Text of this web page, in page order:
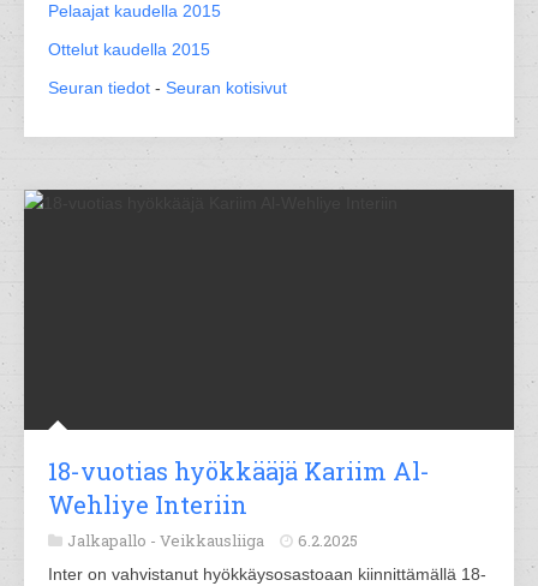
Pelaajat kaudella 2015
Ottelut kaudella 2015
Seuran tiedot - Seuran kotisivut
18-vuotias hyökkääjä Kariim Al-
Wehliye Interiin
Jalkapallo - Veikkausliiga 6.2.2025
Inter on vahvistanut hyökkäysosastoaan kiinnittämällä 18-